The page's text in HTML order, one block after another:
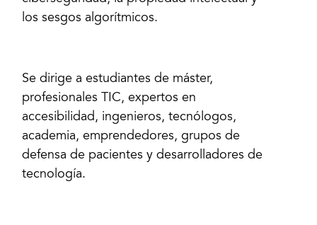
los sesgos algorítmicos.
Se dirige a estudiantes de máster,
profesionales TIC, expertos en
accesibilidad, ingenieros, tecnólogos,
academia, emprendedores, grupos de
defensa de pacientes y desarrolladores de
tecnología.